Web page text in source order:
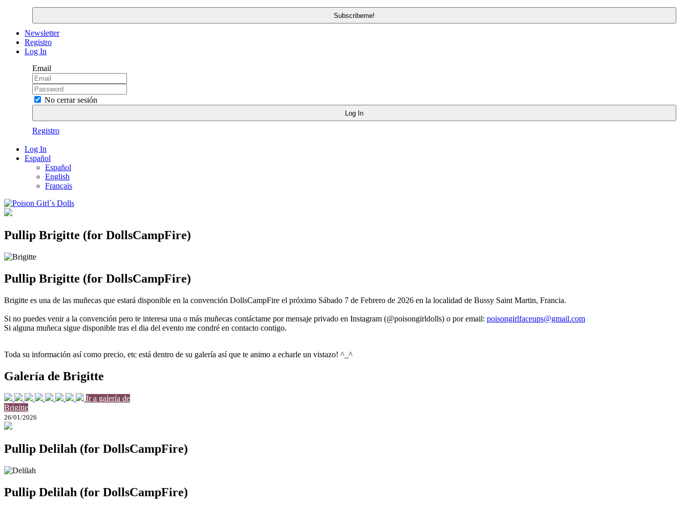
Newsletter
Registro
Log In
Email
No cerrar sesión
Registro
Log In
Español
Español
English
Français
Pullip Brigitte (for DollsCampFire)
Pullip Brigitte (for DollsCampFire)
Brigitte es una de las muñecas que estará disponible en la convención DollsCampFire el próximo Sábado 7 de Febrero de 2026 en la localidad de Bussy Saint Martin, Francia.
Si no puedes venir a la convención pero te interesa una o más muñecas contáctame por mensaje privado en Instagram (@poisongirldolls) o por email: poisongirlfaceups@gmail.com
Si alguna muñeca sigue disponible tras el dia del evento me condré en contacto contigo.
Toda su información así como precio, etc está dentro de su galería así que te animo a echarle un vistazo! ^_^
Galería de Brigitte
Ir a galería de
Brigitte
26/01/2026
Pullip Delilah (for DollsCampFire)
Pullip Delilah (for DollsCampFire)